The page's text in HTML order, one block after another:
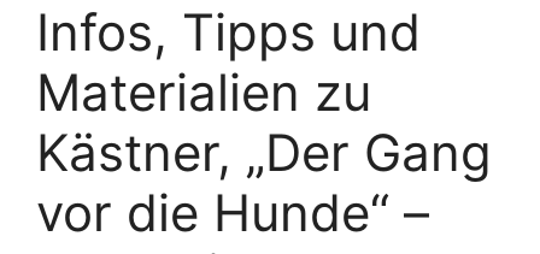
Infos, Tipps und
Materialien zu
Kästner, „Der Gang
vor die Hunde“ –